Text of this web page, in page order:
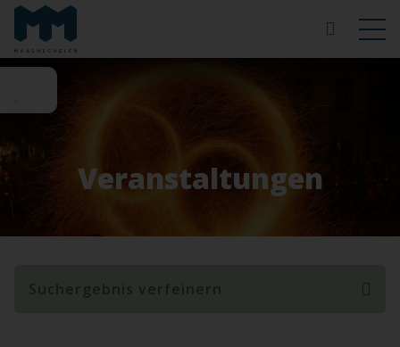
Veranstaltungen
Suchergebnis verfeinern